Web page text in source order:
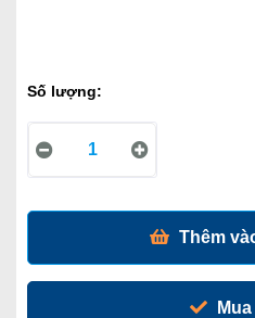
Số lượng:
Thêm